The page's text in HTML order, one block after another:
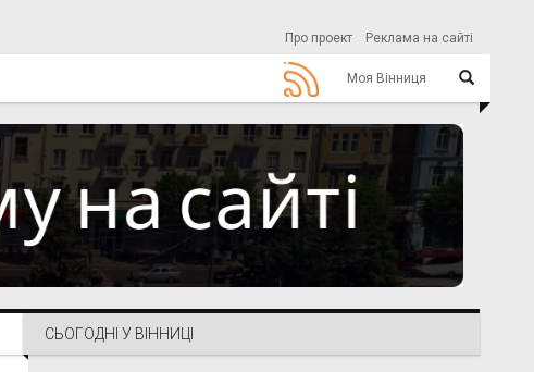
Про проект Реклама на сайті
Моя Вінниця
СЬОГОДНІ У ВІННИЦІ